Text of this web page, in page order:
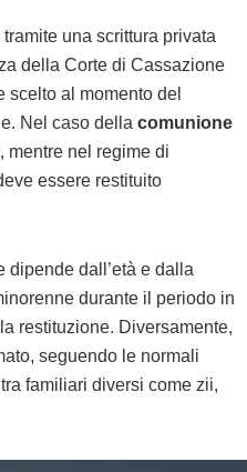
una scrittura privata
della Corte di Cassazione
al momento del
Nel caso della comunione
mentre nel regime di
essere restituito
dipende dall’età e dalla
durante il periodo in
restituzione. Diversamente,
seguendo le normali
familiari diversi come zii,